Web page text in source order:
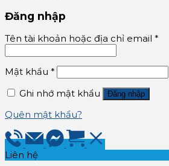
Đăng nhập
Tên tài khoản hoặc địa chỉ email *
Mật khẩu *
Ghi nhớ mật khẩu Đăng nhập
Quên mật khẩu?
Liên hệ